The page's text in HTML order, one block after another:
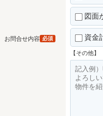
お問合せ内容 必須
図面
資金
【その他】